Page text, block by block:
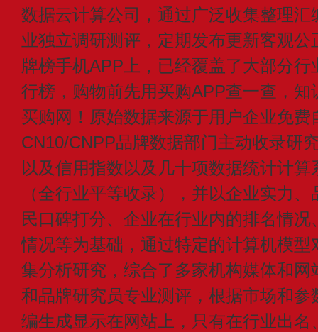
数据云计算公司，通过广泛收集整理
业独立调研测评，定期发布更新客观
牌榜手机APP上，已经覆盖了大部分
行榜，购物前先用买购APP查一查，
买购网！原始数据来源于用户企业免费
CN10/CNPP品牌数据部门主动收录研
以及信用指数以及几十项数据统计计
（全行业平等收录），并以企业实力
民口碑打分、企业在行业内的排名情
情况等为基础，通过特定的计算机模
集分析研究，综合了多家机构媒体和
和品牌研究员专业测评，根据市场和
编生成显示在网站上，只有在行业出